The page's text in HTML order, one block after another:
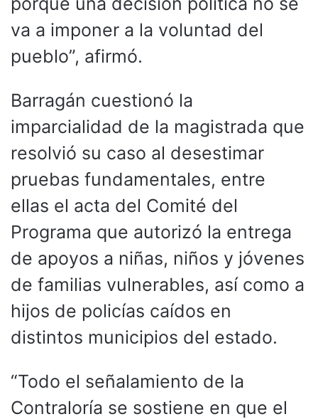
va a imponer a la voluntad del
pueblo”, afirmó.
Barragán cuestionó la
imparcialidad de la magistrada que
resolvió su caso al desestimar
pruebas fundamentales, entre
ellas el acta del Comité del
Programa que autorizó la entrega
de apoyos a niñas, niños y jóvenes
de familias vulnerables, así como a
hijos de policías caídos en
distintos municipios del estado.
“Todo el señalamiento de la
Contraloría se sostiene en que el